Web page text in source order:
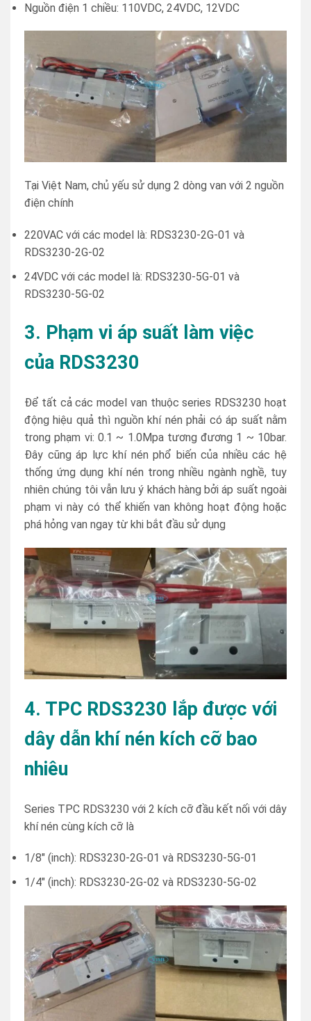
Nguồn điện 1 chiều: 110VDC, 24VDC, 12VDC
Tại Việt Nam, chủ yếu sử dụng 2 dòng van với 2 nguồn
điện chính
220VAC với các model là: RDS3230-2G-01 và
RDS3230-2G-02
24VDC với các model là: RDS3230-5G-01 và
RDS3230-5G-02
3. Phạm vi áp suất làm việc
của RDS3230
Để tất cả các model van thuộc series RDS3230 hoạt
động hiệu quả thì nguồn khí nén phải có áp suất nằm
trong phạm vi: 0.1 ~ 1.0Mpa tương đương 1 ~ 10bar.
Đây cũng áp lực khí nén phổ biến của nhiều các hệ
thống ứng dụng khí nén trong nhiều ngành nghề, tuy
nhiên chúng tôi vẫn lưu ý khách hàng bởi áp suất ngoài
phạm vi này có thể khiến van không hoạt động hoặc
phá hỏng van ngay từ khi bắt đầu sử dụng
4. TPC RDS3230 lắp được với
dây dẫn khí nén kích cỡ bao
nhiêu
Series TPC RDS3230 với 2 kích cỡ đầu kết nối với dây
khí nén cùng kích cỡ là
1/8″ (inch): RDS3230-2G-01 và RDS3230-5G-01
1/4″ (inch): RDS3230-2G-02 và RDS3230-5G-02